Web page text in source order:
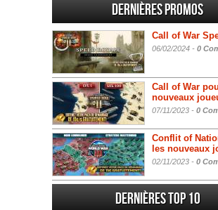
Dernières promos
Call of War
06/02/2024 - 0
Call of War
nouveaux
07/11/2023 - 0
Conflit of
les nouveaux
02/11/2023 - 0
Dernières Top 10